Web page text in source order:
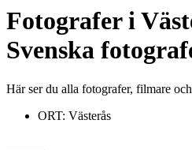
Fotograferi
Svenska
Här ser du alla fotografer, filmare
ORT: Västerås